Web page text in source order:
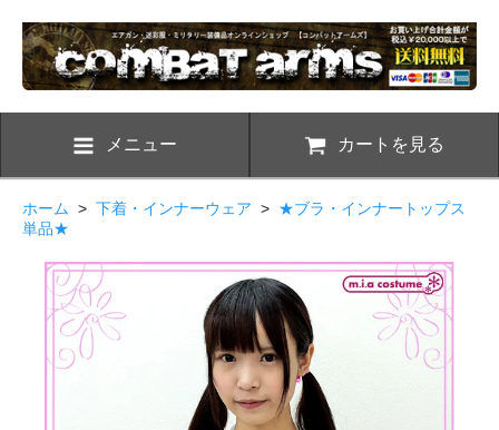
メニュー カートを見る
ホーム > 下着・インナーウェア > ★ブラ・インナートップス
単品★